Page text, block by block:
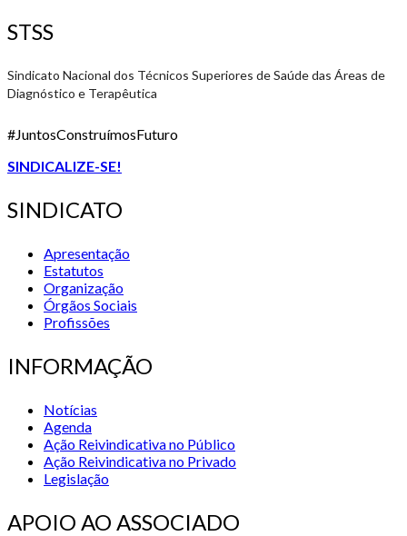
STSS
Sindicato Nacional dos Técnicos Superiores de Saúde das Áreas de
Diagnóstico e Terapêutica
#JuntosConstruímosFuturo
SINDICALIZE-SE!
SINDICATO
Apresentação
Estatutos
Organização
Órgãos Sociais
Profissões
INFORMAÇÃO
Notícias
Agenda
Ação Reivindicativa no Público
Ação Reivindicativa no Privado
Legislação
APOIO AO ASSOCIADO